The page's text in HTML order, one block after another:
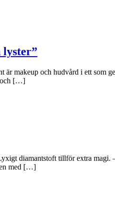
lyster”
makeup och hudvård i ett som
och […]
diamantstoft tillför extra
med […]